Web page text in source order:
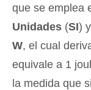
que se emplea
Unidades (SI)
W, el cual
equivale a 1
la medida que